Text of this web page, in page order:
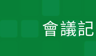
會議